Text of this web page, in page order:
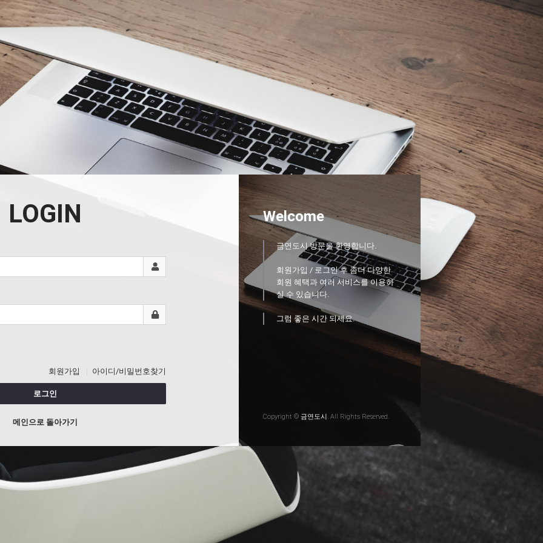
LOGIN
회원가입 아이디/비밀번호찾기
로그인
메인으로 돌아가기
Welcome
금연도시 방문을 환영합니다.
회원가입 / 로그인 후 좀더 다양한
회원 혜택과 여러 서비스를 이용하
실 수 있습니다.
그럼 좋은 시간 되세요.
Copyright © 금연도시. All Rights Reserved.